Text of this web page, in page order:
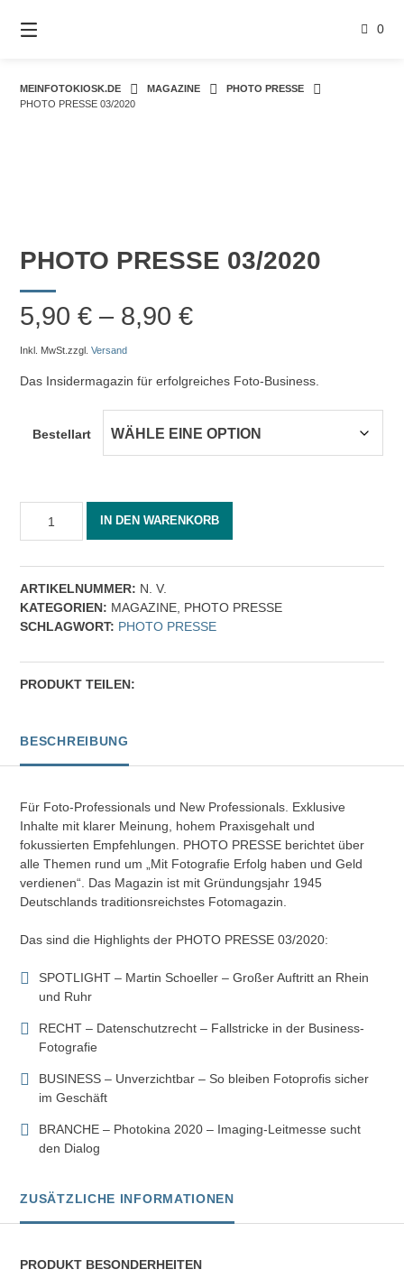
zum
0
MEINFOTOKIOSK.DE MAGAZINE
PHOTO PRESSE
PHOTO PRESSE 03/2020
PHOTO PRESSE 03/2020
5,90€ – 8,90€
Inkl. MwSt.zzgl.Versand
Das Insidermagazin für erfolgreiches Foto-Business.
Bestellart
PRESSE
Menge
IN DEN WARENKORB
ARTIKELNUMMER: N. V.
KATEGORIEN: MAGAZINE PHOTO PRESSE
SCHLAGWORT: PHOTO PRESSE
PRODUKT TEILEN:
BESCHREIBUNG
Für Foto-Professionals und New Professionals. Exklusive
Inhalte mit klarer Meinung, hohem Praxisgehalt und
fokussierten Empfehlungen. PHOTO PRESSE berichtet über
alle Themen rund um „Mit Fotografie Erfolg haben und Geld
verdienen“. Das Magazin ist mit Gründungsjahr 1945
Deutschlands traditionsreichstes Fotomagazin.
Das sind die Highlights der PHOTO PRESSE 03/2020:
SPOTLIGHT – Martin Schoeller – Großer Auftritt an Rhein
und Ruhr
RECHT – Datenschutzrecht – Fallstricke in der Business-
Fotografie
BUSINESS – Unverzichtbar – So bleiben Fotoprofis sicher
im Geschäft
BRANCHE – Photokina 2020 – Imaging-Leitmesse sucht
den Dialog
ZUSÄTZLICHE INFORMATIONEN
PRODUKT BESONDERHEITEN